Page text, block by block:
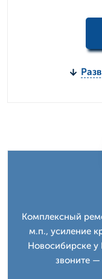
Комплексный
м.п., усиление
Новосибирске
звоните —